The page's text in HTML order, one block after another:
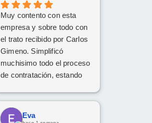
Muy contento con esta
empresa y sobre todo con
el trato recibido por Carlos
Gimeno. Simplificó
muchisimo todo el proceso
de contratación, estando
momento y aclarando
cualquier posible duda.
Eva